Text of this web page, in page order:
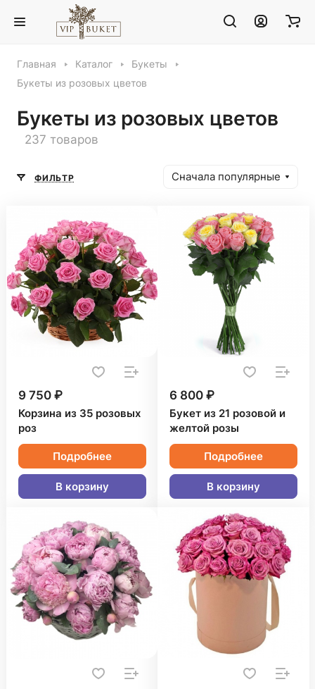
Главная Каталог
Букеты
Букеты из розовых цветов
Букеты из розовых цветов
237 товаров
ФИЛЬТР Сначала популярные
9 750 ₽
Корзина из 35 розовых
роз
Подробнее
В корзину
6 800 ₽
Букет из 21 розовой и
желтой розы
Подробнее
В корзину